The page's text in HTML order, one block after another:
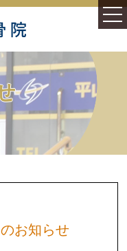
お知らせ